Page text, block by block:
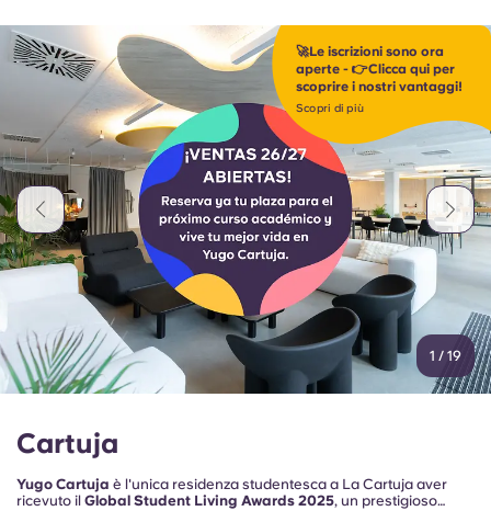
🚀Le iscrizioni sono ora
aperte - 👉Clicca qui per
scoprire i nostri vantaggi!
Scopri di più
1 / 19
Cartuja
Yugo Cartuja è l'unica residenza studentesca a La Cartuja aver
ricevuto il Global Student Living Awards 2025, un prestigioso